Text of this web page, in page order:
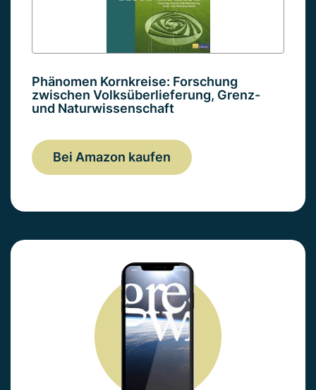
Phänomen Kornkreise: Forschung
zwischen Volksüberlieferung, Grenz-
und Naturwissenschaft
Bei Amazon kaufen